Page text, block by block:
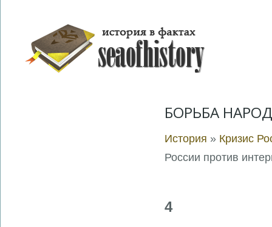
БОРЬБА
История » Кризис
России против
4